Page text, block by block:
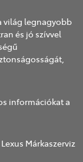
világ legnagyobb
és jó szívvel
információkat a
Márkaszerviz